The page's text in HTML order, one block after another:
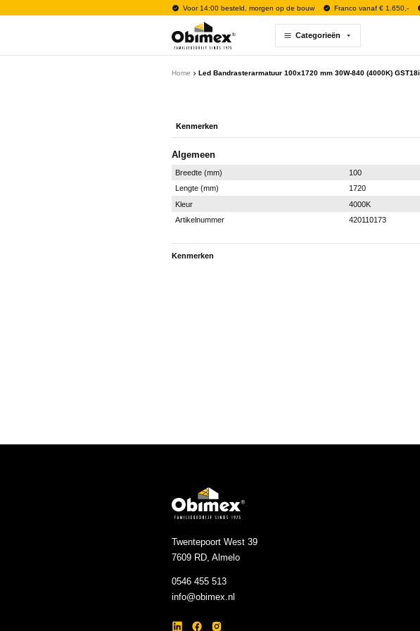
Voor 14:00 besteld, morgen op de bouw Franco vanaf € 1.650,-
Categorieën
Home Led Bandrasterarmatuur 100x1720 mm 30W-840 (4000K) GST18i
Kenmerken
Algemeen
Breedte (mm)
100
Lengte (mm)
1720
Kleur
4000K
Artikelnummer
420110173
Kenmerken
Twentepoort West 39
7609 RD, Almelo
0546 455 513
info@obimex.nl